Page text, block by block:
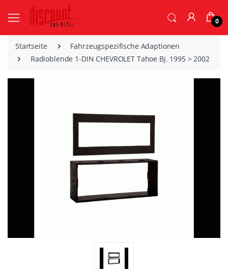
0
Startseite
Fahrzeugspezifische Adaptionen
Radioblende 1-DIN CHEVROLET Tahoe Bj. 1995 > 2002